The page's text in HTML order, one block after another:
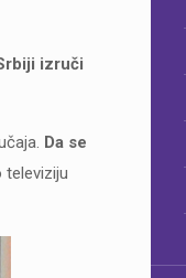
izruči
Da se
televiziju